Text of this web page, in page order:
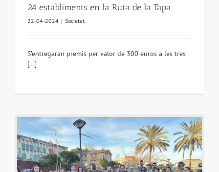
24 establiments en la Ruta de la Tapa
22-04-2024 | Societat
S’entregaran premis per valor de 300 euros a les tres
[...]